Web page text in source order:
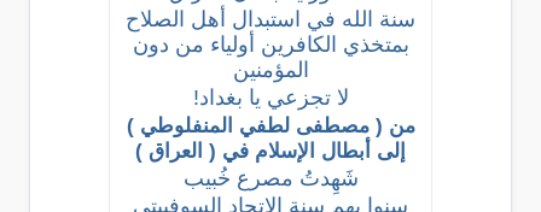
سنة الله في استبدال أهل الصلاح
بمتخذي الكافرين أولياء من دون
المؤمنين
لا تجزعي يا بغداد!
من ( مصطفى لطفي المنفلوطي )
إلى أبطال الإسلام في ( العراق )
شَهِدتُ مصرع خُبيب
سنوا بهم سنة الاتحاد السوفييتي